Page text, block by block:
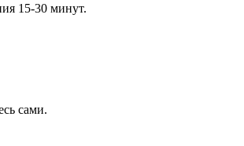
15-30 минут.
сами.